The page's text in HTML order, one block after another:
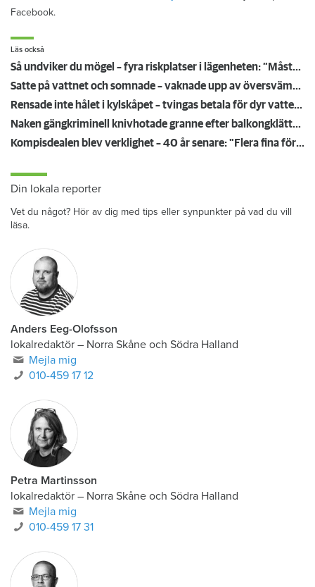
Facebook.
Läs också
Så undviker du mögel – fyra riskplatser i lägenheten: ”Måste städa bort”
Satte på vattnet och somnade – vaknade upp av översvämning hos grannen
Rensade inte hålet i kylskåpet – tvingas betala för dyr vattenskada
Naken gängkriminell knivhotade granne efter balkongklättring
Kompisdealen blev verklighet – 40 år senare: "Flera fina fördelar med att dela bostad"
Din lokala reporter
Vet du något? Hör av dig med tips eller synpunkter på vad du vill
läsa.
Anders Eeg-Olofsson
lokalredaktör – Norra Skåne och Södra Halland
Mejla mig
010-459 17 12
Petra Martinsson
lokalredaktör – Norra Skåne och Södra Halland
Mejla mig
010-459 17 31